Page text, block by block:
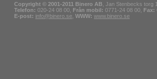
Copyright © 2001-2011 Binero AB , Jan Stenbecks torg
Telefon: 020-24 08 00, Från mobil: 0771-24 08 00, Fax:
E-post: info@binero.se WWW: www.binero.se